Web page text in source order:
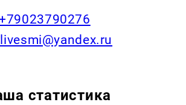
статистика